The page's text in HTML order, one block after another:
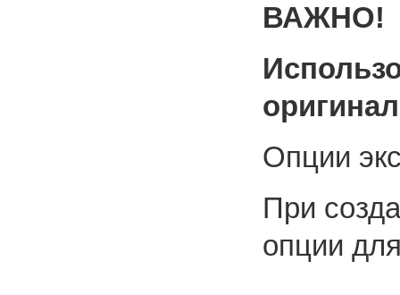
ВАЖНО!
Опции
При
опции